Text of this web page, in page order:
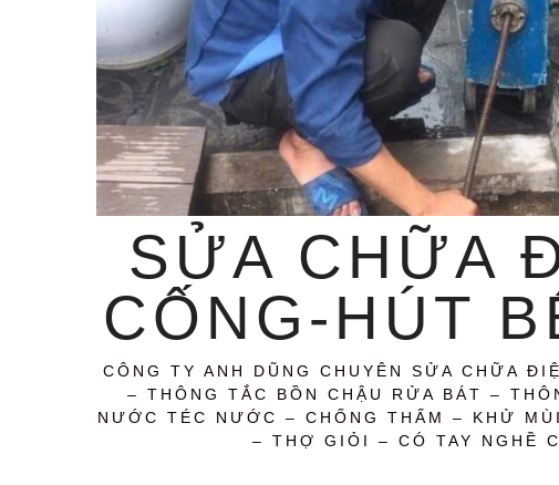
SỬA CHỮA
CỐNG-HÚT
CÔNG TY ANH DŨNG CHUYÊN SỬA CHỮA
– THÔNG TẮC BỒN CHẬU RỬA BÁT –
NƯỚC TÉC NƯỚC – CHỐNG THẤM – KHỬ
– THỢ GIỎI – CÓ TAY NGHỀ